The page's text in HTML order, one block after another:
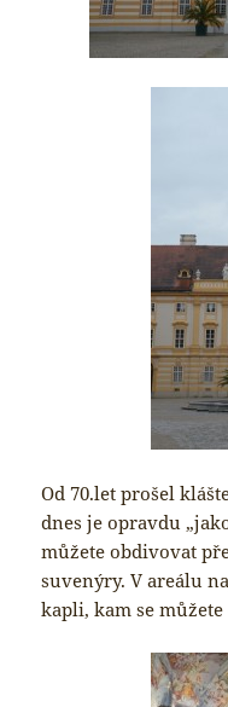
Od 70.let prošel
dnes je opravdu
můžete obdivovat
suvenýry. V areálu
kapli, kam se